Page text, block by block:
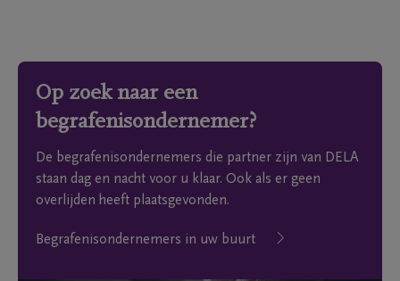
Op zoek naar een
begrafenisondernemer?
De begrafenisondernemers die partner zijn van DELA
staan dag en nacht voor u klaar. Ook als er geen
overlijden heeft plaatsgevonden.
Begrafenisondernemers in uw buurt